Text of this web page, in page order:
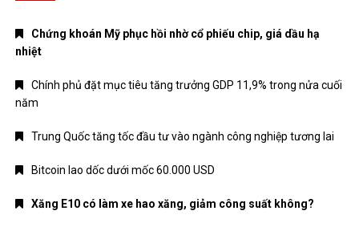
Chứng khoán Mỹ phục hồi nhờ cổ phiếu chip, giá dầu hạ
nhiệt
Chính phủ đặt mục tiêu tăng trưởng GDP 11,9% trong nửa cuối
năm
Trung Quốc tăng tốc đầu tư vào ngành công nghiệp tương lai
Bitcoin lao dốc dưới mốc 60.000 USD
Xăng E10 có làm xe hao xăng, giảm công suất không?